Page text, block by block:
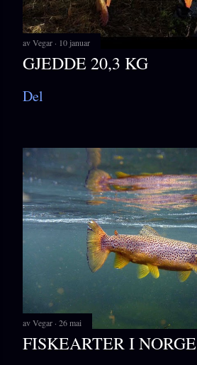
avVegar 10 januar
GJEDDE 20,3 KG
Del
avVegar 26 mai
FISKEARTER I NORGE